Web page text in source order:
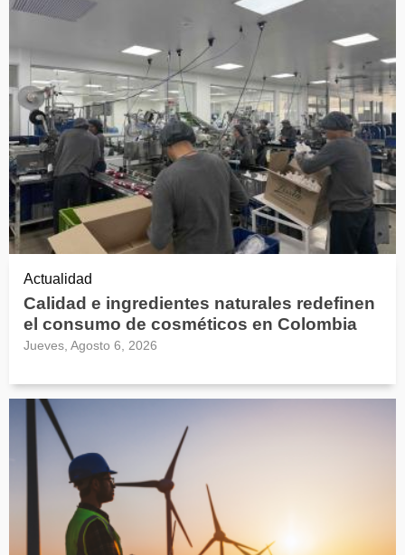
Actualidad
Calidad e ingredientes naturales redefinen
el consumo de cosméticos en Colombia
Jueves, Agosto 6, 2026